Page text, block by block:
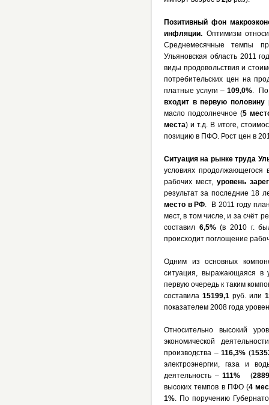
Позитивный фон
инфляции. Оптимизм
Среднемесячные темпы
Ульяновская область 2011
виды продовольствия и
потребительских цен на
платные услуги – 109,0%. По
входит в первую половину
масло подсолнечное (5
места) и т.д. В итоге,
позицию в ПФО. Рост цен в
Ситуация на рынке труда
условиях продолжающегося
рабочих мест, уровень
результат за последние 18
место в РФ. В 2011 году
мест, в том числе, и за счёт
составил 6,5%(в2010 г.
происходит поглощение
Одним из основных
ситуация, выражающаяся в
первую очередь к таким
составила 15199,1 руб. или
показателем 2008 года
Относительно высокий
экономической
производства – 116,3% (
электроэнергии, газа и
деятельность – 111% (
высоких темпов в ПФО (4
1%. По поручению